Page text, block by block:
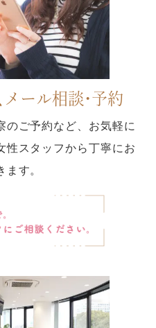
メール相談・予約
のご予約など、お気軽に
性スタッフから丁寧にお
す。